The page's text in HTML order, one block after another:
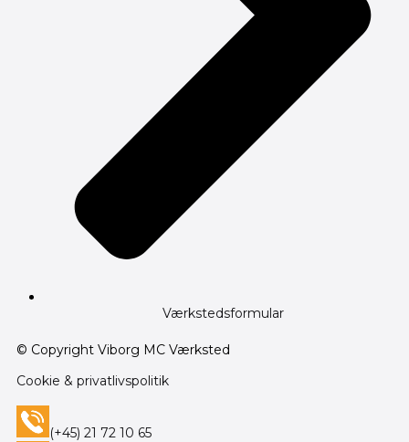
Værkstedsformular
© Copyright Viborg MC Værksted
Cookie & privatlivspolitik
(+45) 21 72 10 65